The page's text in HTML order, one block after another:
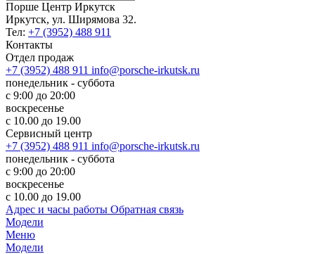
Порше Центр Иркутск
Иркутск, ул. Ширямова 32.
Тел: +7 (3952) 488 911
Контакты
Отдел продаж
+7 (3952) 488 911 info@porsche-irkutsk.ru
понедельник - суббота
с 9:00 до 20:00
воскресенье
с 10.00 до 19.00
Сервисный центр
+7 (3952) 488 911 info@porsche-irkutsk.ru
понедельник - суббота
с 9:00 до 20:00
воскресенье
с 10.00 до 19.00
Адрес и часы работы Обратная связь
Модели
Меню
Модели